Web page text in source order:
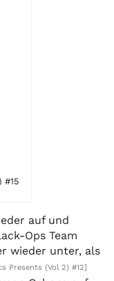
#15
auf und
Ops Team
wieder unter, als
Presents (Vol 2) #12]